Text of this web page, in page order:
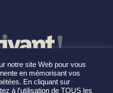
notre site Web pour vous
en mémorisant vos
En cliquant sur
à l'utilisation de TOUS les